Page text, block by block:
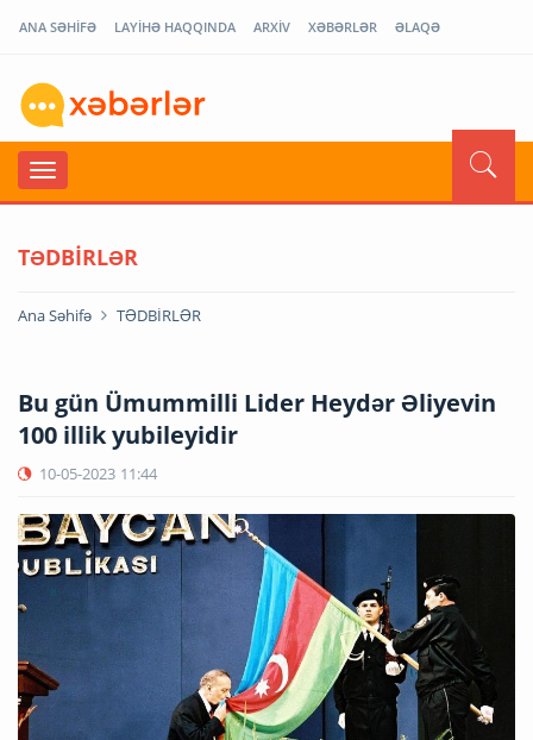
ANA SƏHİFƏ LAYİHƏ HAQQINDA ARXİV XƏBƏRLƏR ƏLAQƏ
TƏDBİRLƏR
Ana Səhifə TƏDBİRLƏR
Bu gün Ümummilli Lider Heydər Əliyevin
100 illik yubileyidir
10-05-2023 11:44